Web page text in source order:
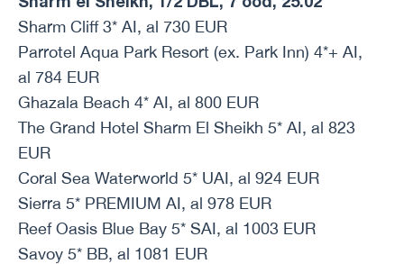
Sharm Cliff 3* AI, al 730 EUR
Parrotel Aqua Park Resort (ex. Park Inn) 4*+ AI,
al 784 EUR
Ghazala Beach 4* AI, al 800 EUR
The Grand Hotel Sharm El Sheikh 5* AI, al 823
EUR
Coral Sea Waterworld 5* UAI, al 924 EUR
Sierra 5* PREMIUM AI, al 978 EUR
Reef Oasis Blue Bay 5* SAI, al 1003 EUR
Savoy 5* BB, al 1081 EUR